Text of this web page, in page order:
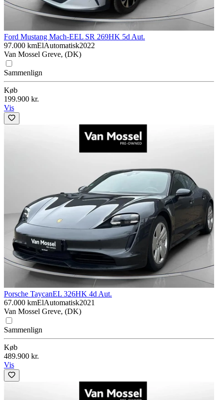
Ford Mustang Mach-EEL SR 269HK 5d Aut.
97.000 kmElAutomatisk2022
Van Mossel Greve, (DK)
Sammenlign
Køb
199.900 kr.
Vis
Porsche TaycanEL 326HK 4d Aut.
67.000 kmElAutomatisk2021
Van Mossel Greve, (DK)
Sammenlign
Køb
489.900 kr.
Vis